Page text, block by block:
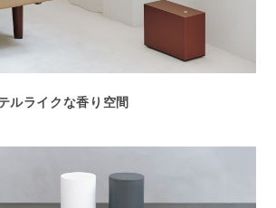
ルライクな香り空間